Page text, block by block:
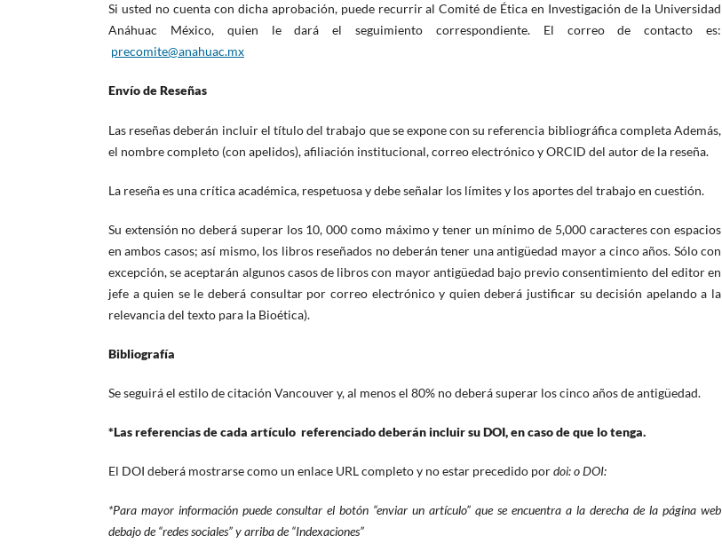
Si usted no cuenta con dicha aprobación, puede recurrir al Comité de Ética en Investigación de la Universidad
Anáhuac México, quien le dará el seguimiento correspondiente. El correo de contacto es:
precomite@anahuac.mx
Envío de Reseñas
Las reseñas deberán incluir el título del trabajo que se expone con su referencia bibliográfica completa Además,
el nombre completo (con apelidos), afiliación institucional, correo electrónico y ORCID del autor de la reseña.
La reseña es una crítica académica, respetuosa y debe señalar los límites y los aportes del trabajo en cuestión.
Su extensión no deberá superar los 10, 000 como máximo y tener un mínimo de 5,000 caracteres con espacios
en ambos casos; así mismo, los libros reseñados no deberán tener una antigüedad mayor a cinco años. Sólo con
excepción, se aceptarán algunos casos de libros con mayor antigüedad bajo previo consentimiento del editor en
jefe a quien se le deberá consultar por correo electrónico y quien deberá justificar su decisión apelando a la
relevancia del texto para la Bioética).
Bibliografía
Se seguirá el estilo de citación Vancouver y, al menos el 80% no deberá superar los cinco años de antigüedad.
*Las referencias de cada artículo referenciado deberán incluir su DOI, en caso de que lo tenga.
El DOI deberá mostrarse como un enlace URL completo y no estar precedido pordoi: o DOI:
*Para mayor información puede consultar el botón “enviar un artículo” que se encuentra a la derecha de la página web
debajo de “redes sociales” y arriba de “Indexaciones”